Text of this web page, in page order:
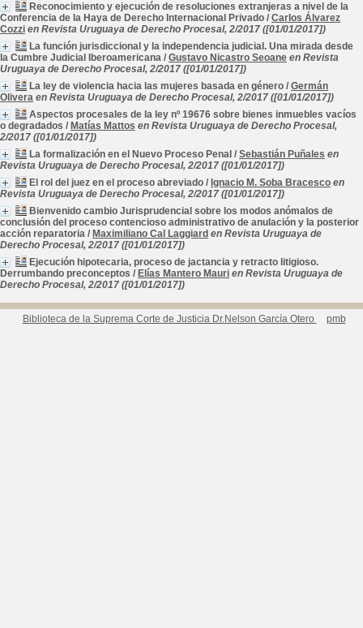
Reconocimiento y ejecución de resoluciones extranjeras a nivel de la
Conferencia de la Haya de Derecho Internacional Privado / Carlos Álvarez
Cozzi en Revista Uruguaya de Derecho Procesal, 2/2017 ([01/01/2017])
La función jurisdiccional y la independencia judicial. Una mirada desde
la Cumbre Judicial Iberoamericana / Gustavo Nicastro Seoane en Revista
Uruguaya de Derecho Procesal, 2/2017 ([01/01/2017])
La ley de violencia hacia las mujeres basada en género / Germán
Olivera en Revista Uruguaya de Derecho Procesal, 2/2017 ([01/01/2017])
Aspectos procesales de la ley nº 19676 sobre bienes inmuebles vacíos
o degradados / Matías Mattos en Revista Uruguaya de Derecho Procesal,
2/2017 ([01/01/2017])
La formalización en el Nuevo Proceso Penal / Sebastián Puñales en
Revista Uruguaya de Derecho Procesal, 2/2017 ([01/01/2017])
El rol del juez en el proceso abreviado / Ignacio M. Soba Bracesco en
Revista Uruguaya de Derecho Procesal, 2/2017 ([01/01/2017])
Bienvenido cambio Jurisprudencial sobre los modos anómalos de
conclusión del proceso contencioso administrativo de anulación y la posterior
acción reparatoria / Maximiliano Cal Laggiard en Revista Uruguaya de
Derecho Procesal, 2/2017 ([01/01/2017])
Ejecución hipotecaria, proceso de jactancia y retracto litigioso.
Derrumbando preconceptos / Elías Mantero Mauri en Revista Uruguaya de
Derecho Procesal, 2/2017 ([01/01/2017])
Biblioteca de la Suprema Corte de Justicia Dr.Nelson García Otero pmb